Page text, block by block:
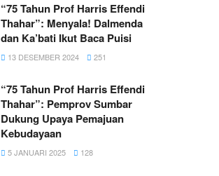
“75 Tahun Prof Harris Effendi
Thahar”: Menyala! Dalmenda
dan Ka’bati Ikut Baca Puisi
13 DESEMBER 2024 251
“75 Tahun Prof Harris Effendi
Thahar”: Pemprov Sumbar
Dukung Upaya Pemajuan
Kebudayaan
5 JANUARI 2025 128